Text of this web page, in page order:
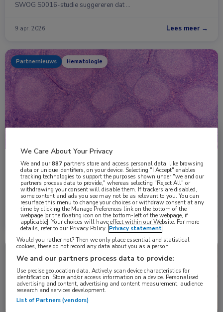
SWOG S0016-studie suggereren dat …
9 apr. 2026 Lees meer →
Partnernieuws Hematologie
Nieuwe fase in de behandeling van folliculair
lymfoom
Een nieuwe behandeling van recidiverend of refractair folliculair
lymfoom zou mogelijk een nieuwe standaardbehandeling …
24 dec. 2025 Lees meer →
Nieuws Hematologie
We Care About Your Privacy
We and our887 partners store and access personal data, like browsing
data or unique identifiers, on your device. Selecting "I Accept" enables
tracking technologies to support the purposes shown under "we and our
partners process data to provide," whereas selecting "Reject All" or
withdrawing your consent will disable them. If trackers are disabled,
some content and ads you see may not be as relevant to you. You can
resurface this menu to change your choices or withdraw consent at any
time by clicking the Manage Preferences link on the bottom of the
webpage [or the floating icon on the bottom-left of the webpage, if
applicable]. Your choices will have effect within our Website. For more
details, refer to our Privacy Policy. Privacy statement
Would you rather not? Then we only place essential and statistical
cookies, these do not record any data about you as a person
We and our partners process data to provide:
Use precise geolocation data. Actively scan device characteristics for
identification. Store and/or access information on a device. Personalised
advertising and content, advertising and content measurement, audience
research and services development.
List of Partners (vendors)